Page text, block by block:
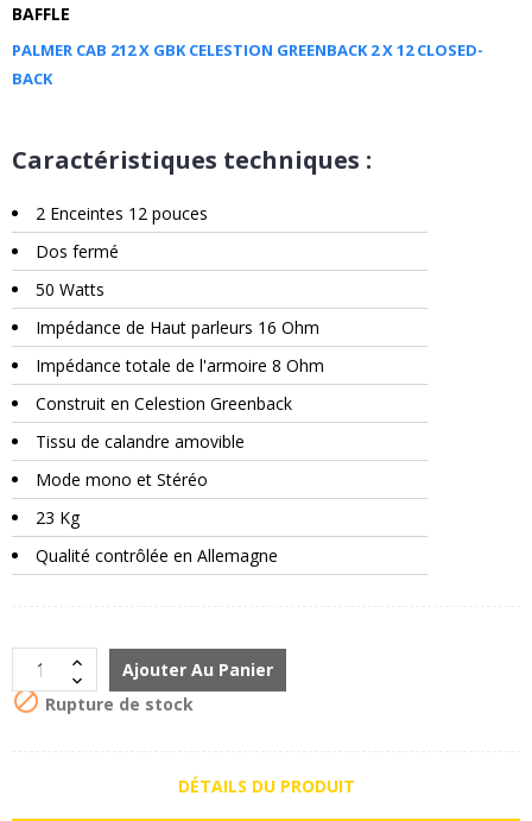
BAFFLE
PALMER CAB 212 X GBK CELESTION GREENBACK 2 X 12 CLOSED-
BACK
Caractéristiques techniques :
2 Enceintes 12 pouces
Dos fermé
50 Watts
Impédance de Haut parleurs 16 Ohm
Impédance totale de l'armoire 8 Ohm
Construit en Celestion Greenback
Tissu de calandre amovible
Mode mono et Stéréo
23 Kg
Qualité contrôlée en Allemagne
Ajouter Au Panier
 Rupture de stock
DÉTAILS DU PRODUIT